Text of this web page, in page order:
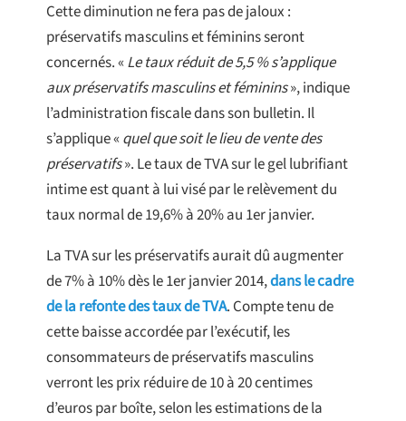
Cette diminution ne fera pas de jaloux :
préservatifs masculins et féminins seront
concernés. «Le taux réduit de 5,5 % s’applique
aux préservatifs masculins et féminins», indique
l’administration fiscale dans son bulletin. Il
s’applique «quel que soit le lieu de vente des
préservatifs». Le taux de TVA sur le gel lubrifiant
intime est quant à lui visé par le relèvement du
taux normal de 19,6% à 20% au 1er janvier.
La TVA sur les préservatifs aurait dû augmenter
de 7% à 10% dès le 1er janvier 2014,dans le cadre
de la refonte des taux de TVA. Compte tenu de
cette baisse accordée par l’exécutif, les
consommateurs de préservatifs masculins
verront les prix réduire de 10 à 20 centimes
d’euros par boîte, selon les estimations de la